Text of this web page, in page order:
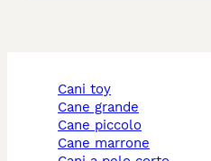
cani toy
cane grande
cane piccolo
cane marrone